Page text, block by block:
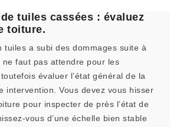
tuiles cassées : évaluez
toiture.
tuiles a subi des dommages suite à
faut pas attendre pour les
évaluer l’état général de la
intervention. Vous devez vous hisser
pour inspecter de près l’état de
vous d’une échelle bien stable